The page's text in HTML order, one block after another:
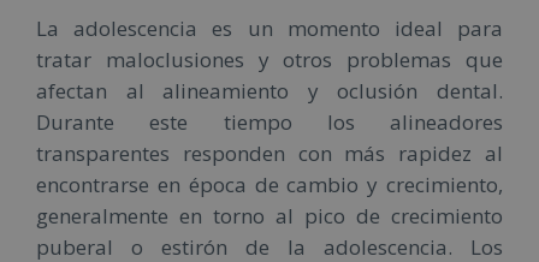
La adolescencia es un momento ideal para
tratar maloclusiones y otros problemas que
afectan al alineamiento y oclusión dental.
Durante este tiempo los alineadores
transparentes responden con más rapidez al
encontrarse en época de cambio y crecimiento,
generalmente en torno al pico de crecimiento
puberal o estirón de la adolescencia. Los